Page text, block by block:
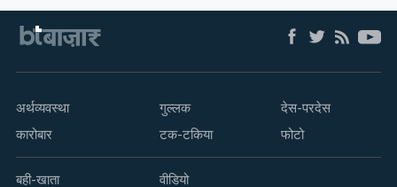
अर्थव्यवस्था
कारोबार
गुल्लक
टक-टकिया
देस-परदेस
फोटो
बही-खाता वीडियो